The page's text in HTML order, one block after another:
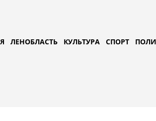
ЛЕНОБЛАСТЬ КУЛЬТУРА СПОРТ